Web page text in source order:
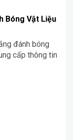
Bóng Vật Liệu
đánh bóng
cấp thông tin